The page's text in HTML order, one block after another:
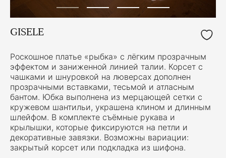
GISELE
Роскошное платье «рыбка» с лёгким прозрачным
эффектом и заниженной линией талии. Корсет с
чашками и шнуровкой на люверсах дополнен
прозрачными вставками, тесьмой и атласным
бантом. Юбка выполнена из мерцающей сетки с
кружевом шантильи, украшена клином и длинным
шлейфом. В комплекте съёмные рукава и
крылышки, которые фиксируются на петли и
декоративные завязки. Возможны вариации:
закрытый корсет или подкладка из шифона.